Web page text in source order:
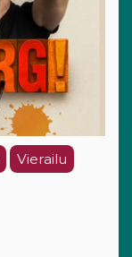
Vierailu